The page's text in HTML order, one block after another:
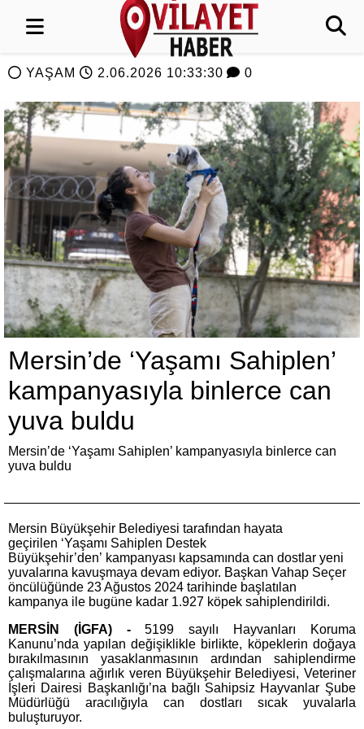
YAŞAM 2.06.2026 10:33:30 0
Mersin’de ‘Yaşamı Sahiplen’
kampanyasıyla binlerce can
yuva buldu
Mersin’de ‘Yaşamı Sahiplen’ kampanyasıyla binlerce can
yuva buldu
Mersin Büyükşehir Belediyesi tarafından hayata
geçirilen ‘Yaşamı Sahiplen Destek
Büyükşehir’den’ kampanyası kapsamında can dostlar yeni
yuvalarına kavuşmaya devam ediyor. Başkan Vahap Seçer
öncülüğünde 23 Ağustos 2024 tarihinde başlatılan
kampanya ile bugüne kadar 1.927 köpek sahiplendirildi.
MERSİN (İGFA) -5199 sayılı Hayvanları Koruma
Kanunu’nda yapılan değişiklikle birlikte, köpeklerin doğaya
bırakılmasının yasaklanmasının ardından sahiplendirme
çalışmalarına ağırlık veren Büyükşehir Belediyesi, Veteriner
İşleri Dairesi Başkanlığı’na bağlı Sahipsiz Hayvanlar Şube
Müdürlüğü aracılığıyla can dostları sıcak yuvalarla
buluşturuyor.